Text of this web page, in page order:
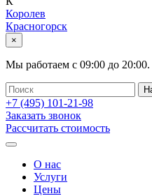
Королев
Красногорск
×
Мы работаем с 09:00 до 20:00.
+7 (495) 101-21-98
Заказать звонок
Рассчитать стоимость
О нас
Услуги
Цены